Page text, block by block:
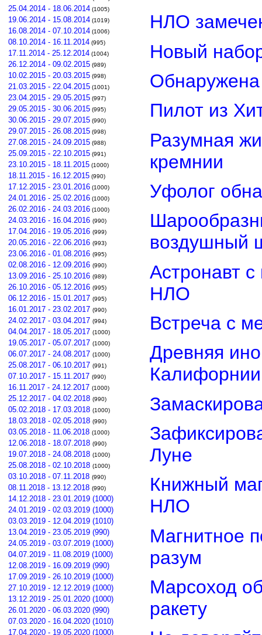
25.04.2014 - 18.06.2014 (1005)
19.06.2014 - 15.08.2014 (1019)
16.08.2014 - 07.10.2014 (1006)
08.10.2014 - 16.11.2014 (995)
17.11.2014 - 25.12.2014 (1004)
26.12.2014 - 09.02.2015 (989)
10.02.2015 - 20.03.2015 (998)
21.03.2015 - 22.04.2015 (1001)
23.04.2015 - 29.05.2015 (997)
29.05.2015 - 30.06.2015 (995)
30.06.2015 - 29.07.2015 (990)
29.07.2015 - 26.08.2015 (998)
27.08.2015 - 24.09.2015 (988)
25.09.2015 - 22.10.2015 (991)
23.10.2015 - 18.11.2015 (1000)
18.11.2015 - 16.12.2015 (990)
17.12.2015 - 23.01.2016 (1000)
24.01.2016 - 25.02.2016 (1000)
26.02.2016 - 24.03.2016 (1000)
24.03.2016 - 16.04.2016 (990)
17.04.2016 - 19.05.2016 (999)
20.05.2016 - 22.06.2016 (993)
23.06.2016 - 01.08.2016 (995)
02.08.2016 - 12.09.2016 (990)
13.09.2016 - 25.10.2016 (989)
26.10.2016 - 05.12.2016 (995)
06.12.2016 - 15.01.2017 (995)
16.01.2017 - 23.02.2017 (990)
24.02.2017 - 03.04.2017 (994)
04.04.2017 - 18.05.2017 (1000)
19.05.2017 - 05.07.2017 (1000)
06.07.2017 - 24.08.2017 (1000)
25.08.2017 - 06.10.2017 (991)
07.10.2017 - 15.11.2017 (990)
16.11.2017 - 24.12.2017 (1000)
25.12.2017 - 04.02.2018 (990)
05.02.2018 - 17.03.2018 (1000)
18.03.2018 - 02.05.2018 (990)
03.05.2018 - 11.06.2018 (1000)
12.06.2018 - 18.07.2018 (990)
19.07.2018 - 24.08.2018 (1000)
25.08.2018 - 02.10.2018 (1000)
03.10.2018 - 07.11.2018 (990)
08.11.2018 - 13.12.2018 (990)
14.12.2018 - 23.01.2019 (1000)
24.01.2019 - 02.03.2019 (1000)
03.03.2019 - 12.04.2019 (1010)
13.04.2019 - 23.05.2019 (990)
24.05.2019 - 03.07.2019 (1000)
04.07.2019 - 11.08.2019 (1000)
12.08.2019 - 16.09.2019 (990)
17.09.2019 - 26.10.2019 (1000)
27.10.2019 - 12.12.2019 (1000)
13.12.2019 - 25.01.2020 (1000)
26.01.2020 - 06.03.2020 (990)
07.03.2020 - 16.04.2020 (1010)
17.04.2020 - 19.05.2020 (1000)
НЛО
Новый
Обнаружена
Пилот из
Разумная
кремнии
Уфолог
воздушный
Астронавт
НЛО
Встреча с
Древняя
Калифорнии
Луне
Книжный
НЛО
Магнитное
разум
Марсоход
ракету